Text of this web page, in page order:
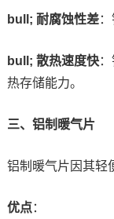
bull; 耐腐蚀性差：
bull; 散热速度快：
热存储能力。
三、铝制暖气片
铝制暖气片因其轻
优点：